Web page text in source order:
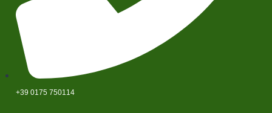
+39 0175 750114